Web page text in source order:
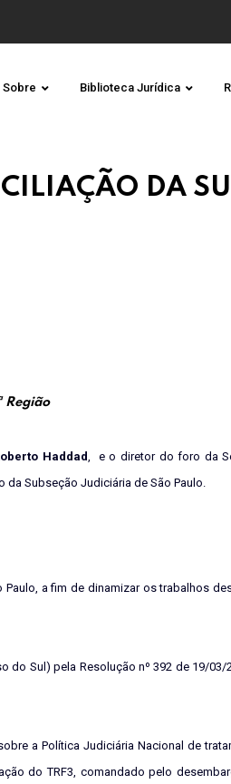
Sobre Biblioteca Jurídica
DA
Região
Haddad
e o diretor do foro da
da Subseção Judiciária de São Paulo.
a fim de dinamizar os trabalhos
do Sul) pela Resolução nº 392 de 19/
a Política Judiciária Nacional de
do TRF3, comandado pelo